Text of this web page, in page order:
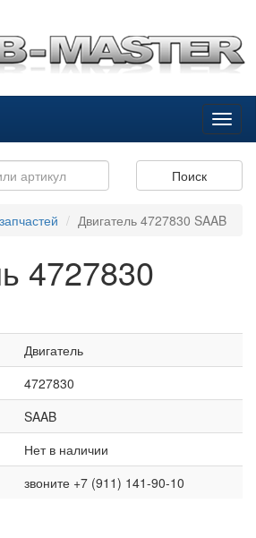
Поиск
Двигатель 4727830 SAAB
4727830
Двигатель
4727830
SAAB
Нет в наличии
звоните +7 (911) 141-90-10